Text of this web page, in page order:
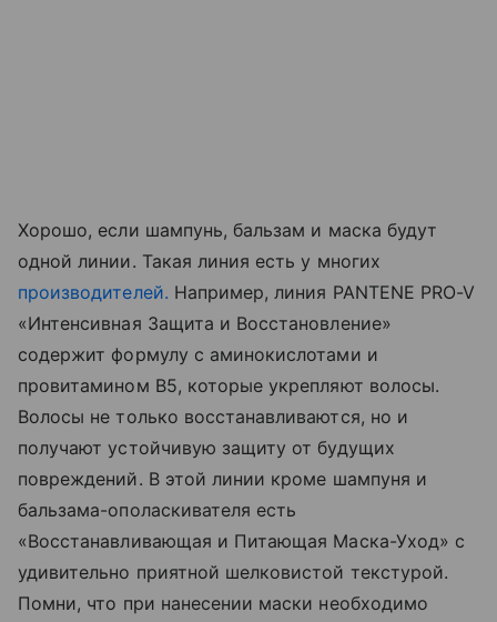
Хорошо, если шампунь, бальзам и маска будут
одной линии. Такая линия есть у многих
производителей. Например, линия PANTENE PRO-V
«Интенсивная Защита и Восстановление»
содержит формулу с аминокислотами и
провитамином В5, которые укрепляют волосы.
Волосы не только восстанавливаются, но и
получают устойчивую защиту от будущих
повреждений. В этой линии кроме шампуня и
бальзама-ополаскивателя есть
«Восстанавливающая и Питающая Маска-Уход» с
удивительно приятной шелковистой текстурой.
Помни, что при нанесении маски необходимо